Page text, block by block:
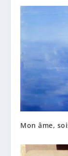
Mon âme,